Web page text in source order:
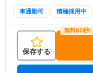
車通勤可 積極採用中
保存する